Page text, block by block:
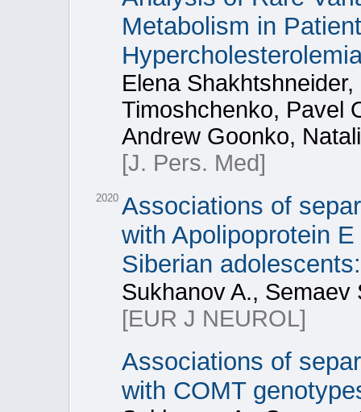
Metabolism in
Elena
Timoshchenko, Pavel
Andrew Goonko,
[J. Pers. Med]
2020 Associations of
with Apolipoprotein
Siberian
Sukhanov A.,
[EUR J NEUROL]
Associations of
with COMT